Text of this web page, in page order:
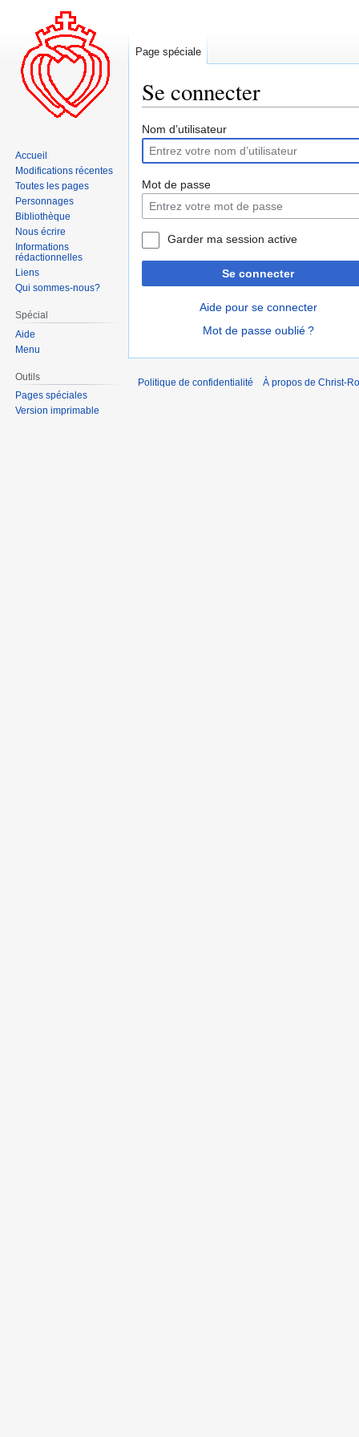
Se connecter
Aller
la
navigation
Aller
la
recherche
Nom d’utilisateur
Mot de passe
Garder ma session active
Se connecter
Aide pour se connecter
Mot de passe oublié ?
Page spéciale
Accueil
Modifications récentes
Toutes les pages
Personnages
Bibliothèque
Nous écrire
Informations
rédactionnelles
Liens
Qui sommes-nous?
Spécial
Aide
Menu
Outils
Pages spéciales
Version imprimable
Politique de confidentialité À propos de Christ-